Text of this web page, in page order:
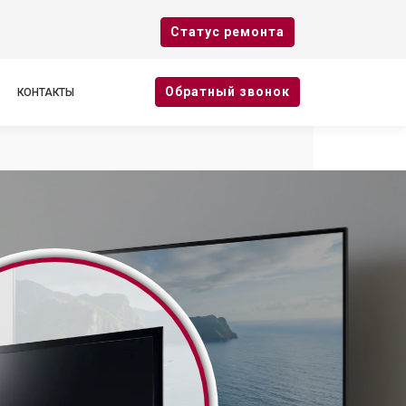
Cтатус ремонта
КОНТАКТЫ Oбратный звонок